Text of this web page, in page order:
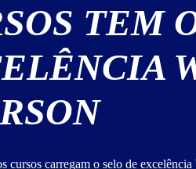
TEM
cursos carregam o selo de